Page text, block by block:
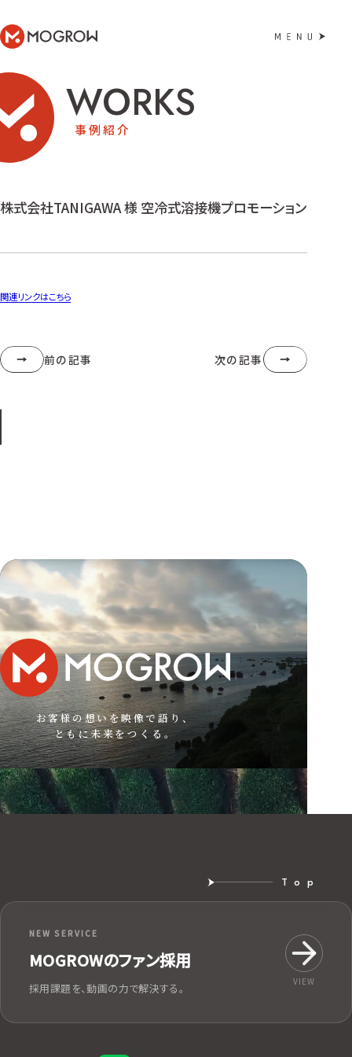
MOGROW
WORKS
事例紹介
株式会社TANIGAWA 様 空冷式溶接機プロモーション
関連リンクはこちら
前の記事 次の記事
株式会社TANIGAWA 様 空冷式溶接機プロモーション
お客様の想いを映像で語り、
ともに未来をつくる。
NEW SERVICE
MOGROWのファン採用
採用課題を、動画の力で解決する。 VIEW
Top